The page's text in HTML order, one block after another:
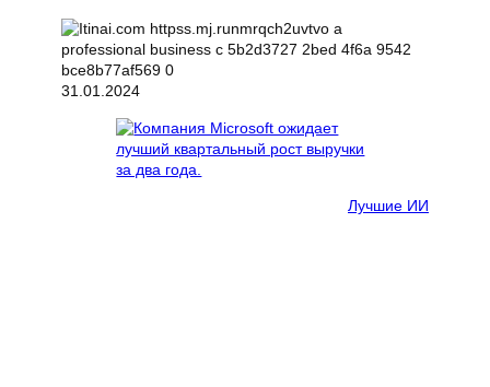
31.01.2024
Лучшие ИИ